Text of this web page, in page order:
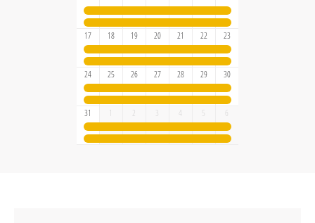
17 18 19 20 21 22 23
24 25 26 27 28 29 30
31 1 2 3 4 5